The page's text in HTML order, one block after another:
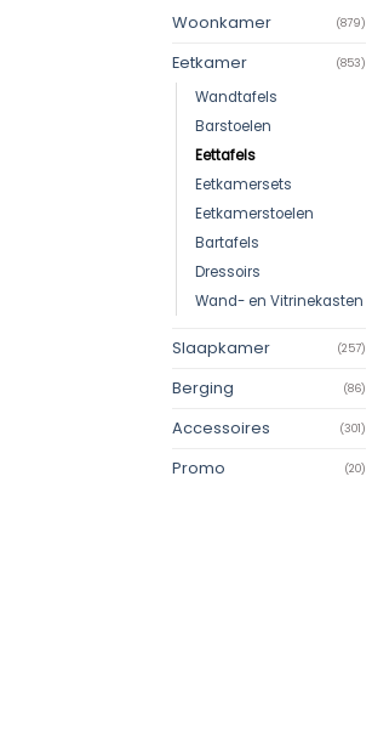
Woonkamer (879)
Eetkamer (853)
Wandtafels
Barstoelen
Eettafels
Eetkamersets
Eetkamerstoelen
Bartafels
Dressoirs
Wand- en Vitrinekasten
Slaapkamer (257)
Berging (86)
Accessoires (301)
Promo (20)